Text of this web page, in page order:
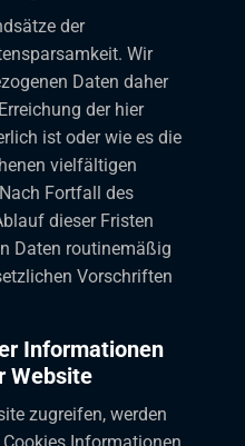
der
Wir
Daten daher
der hier
ist oder wie es die
vielfältigen
Fortfall des
dieser Fristen
Daten routinemäßig
Vorschriften
Informationen
Website
zugreifen, werden